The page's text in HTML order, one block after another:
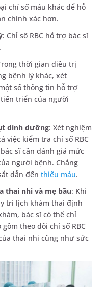
chỉ số máu khác để hỗ
chính xác hơn.
: Chỉ số RBC hỗ trợ bác sĩ
thời gian điều trị
bệnh lý khác, xét
số thông tin hỗ trợ
triển của người
dinh dưỡng: Xét nghiệm
việc kiểm tra chỉ số RBC
sĩ cần đánh giá mức
người bệnh. Chẳng
dẫn đếnthiếu máu.
thai nhi và mẹ bầu: Khi
trì lịch khám thai định
bác sĩ có thể chỉ
theo dõi chỉ số RBC
thai nhi cũng như sức